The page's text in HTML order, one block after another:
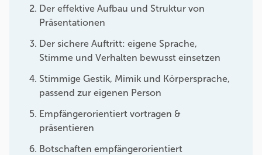
Der effektive Aufbau und Struktur von
Präsentationen
Der sichere Auftritt: eigene Sprache,
Stimme und Verhalten bewusst einsetzen
Stimmige Gestik, Mimik und Körpersprache,
passend zur eigenen Person
Empfängerorientiert vortragen &
präsentieren
Botschaften empfängerorientiert